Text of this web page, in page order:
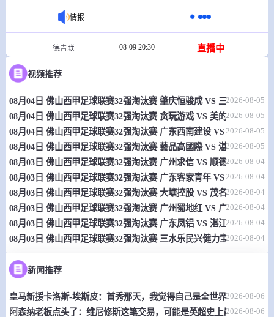
情报
德青联 08-09 20:30 直播中
美因茨05U19
情报
瑞士丙 08-09 20:30 直播中
库尔泰泰勒 0 - 0 沃伦
情报
德戊 08-09 20:30 直播中
图巴波尔海姆 0 - 0 亨默特罗斯
阿女甲 08-09 20:30 直播中
视频推荐
08月04日 佛山西甲足球联赛32强淘汰赛 肇庆恒骏成 VS 三七互娱 全
2026-08-05
08月04日 佛山西甲足球联赛32强淘汰赛 贪玩游戏 VS 美的薪火 全场录
2026-08-05
08月04日 佛山西甲足球联赛32强淘汰赛 广东西南建设 VS 香港圣徒
2026-08-05
08月04日 佛山西甲足球联赛32强淘汰赛 藝品高國際 VS 湛江狂狼·粵
2026-08-05
08月03日 佛山西甲足球联赛32强淘汰赛 广州求信 VS 顺德新青年 全
2026-08-04
08月03日 佛山西甲足球联赛32强淘汰赛 广东客家青年 VS 广州英华思
2026-08-04
08月03日 佛山西甲足球联赛32强淘汰赛 大塘控股 VS 茂名市点都得
2026-08-04
08月03日 佛山西甲足球联赛32强淘汰赛 广州蜀地红 VS 广州戴拿模
2026-08-04
08月03日 佛山西甲足球联赛32强淘汰赛 广东凤铝 VS 湛江八部科技
2026-08-04
08月03日 佛山西甲足球联赛32强淘汰赛 三水乐民兴健力宝 VS 中国澳
2026-08-04
新闻推荐
皇马新援卡洛斯-埃斯皮：首秀那天，我觉得自己是全世界最幸福的人
2026-08-06
阿森纳老板点头了：维尼修斯这笔交易，可能是英超史上最炸裂的转
2026-08-06